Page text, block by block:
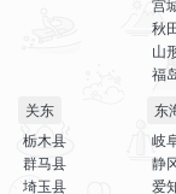
宫
秋
山
福
关东
栃木县
群马县
埼玉县
东
岐
静
爱